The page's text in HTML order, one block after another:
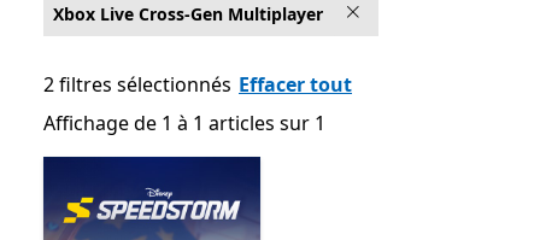
Xbox Live Cross-Gen Multiplayer
2 filtres sélectionnés Effacer tout
Affichage de 1 à 1 articles sur 1
Affichage de 1 à 1 articles sur 1